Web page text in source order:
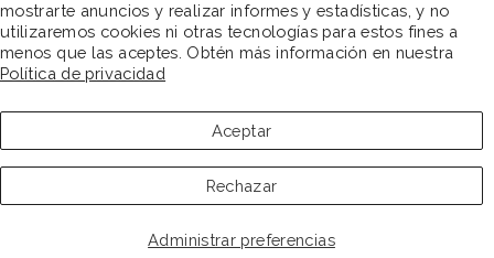
mostrarte anuncios y realizar informes y estadísticas, y no
utilizaremos cookies ni otras tecnologías para estos fines a
menos que las aceptes. Obtén más información en nuestra
Política de privacidad
Administrar preferencias
Aceptar
Rechazar
10% EN TU PRIMER PEDIDO SI TE SUSCRIBES
Suscríbete ahora y consigue un 10% dto en tu
pedido. Descuento no acumulable a otras
promociones o descuentos.
ACCEDE AL DESCUENTO
(esc)"
SELECCIONAR TALLA